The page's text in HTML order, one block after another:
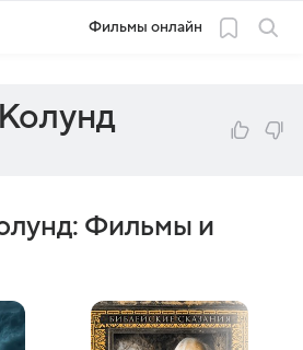
Фильмы онлайн
Фильмы и